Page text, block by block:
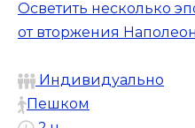
Осветить несколько
от вторжения
Индивидуально
Пешком